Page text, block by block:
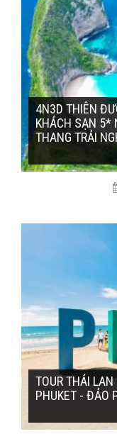
4N3D THIÊN
KHÁCH SẠN 5*
THANG TRẢI
TOUR THÁI
PHUKET - ĐẢO